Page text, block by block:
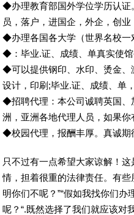
◆办理教育部国外学位学历认证
员，落户，进国企，外企，创
◆办理各国各大学（世界名校
◆：毕业.证、成绩、单真实使
◆可以提供钢印、水印、烫金、
设计，印刷;毕业.证、成绩、单
◆招聘代理：本公司诚聘英国、
洲，亚洲各地代理人员，如果
◆校园代理，报酬丰厚。真诚期
只不过有一点希望大家谅解！
情，担着很重的法律责任。有
明你们不呢？”“假如我找你们办
呢？“.既然选择了我们就应该对